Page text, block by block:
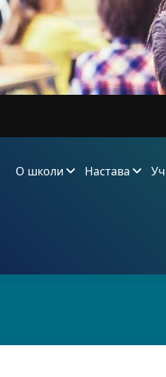
О школи Настава